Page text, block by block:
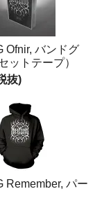
Ofnir, バンドグ
ットテープ）
抜)
Remember, パー